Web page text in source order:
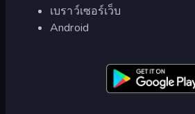
เบราว์เซอร์เว็บ
Android